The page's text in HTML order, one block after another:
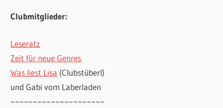
Clubmitglieder:
Leseratz
Zeit für neue Genres
Was liest Lisa (Clubstüberl)
und Gabi vom Laberladen
~~~~~~~~~~~~~~~~~~~~~